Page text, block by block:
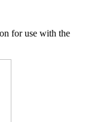
for use with the